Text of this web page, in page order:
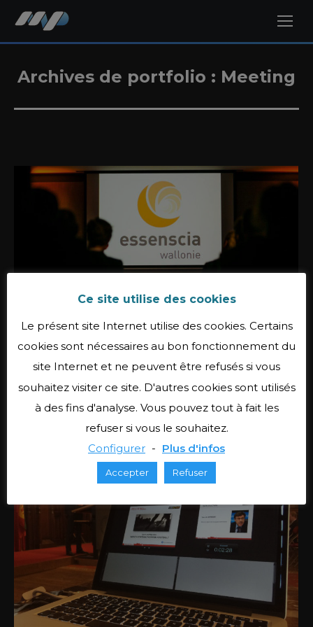
Archives de portfolio : Meeting
Essenscia Annual Meeting
Meeting Paradmin 5 juin 2020
Ce site utilise des cookies
Le présent site Internet utilise des cookies. Certains
cookies sont nécessaires au bon fonctionnement du
site Internet et ne peuvent être refusés si vous
souhaitez visiter ce site. D'autres cookies sont utilisés
à des fins d'analyse. Vous pouvez tout à fait les
refuser si vous le souhaitez.
Configurer - Plus d'infos
Accepter Refuser